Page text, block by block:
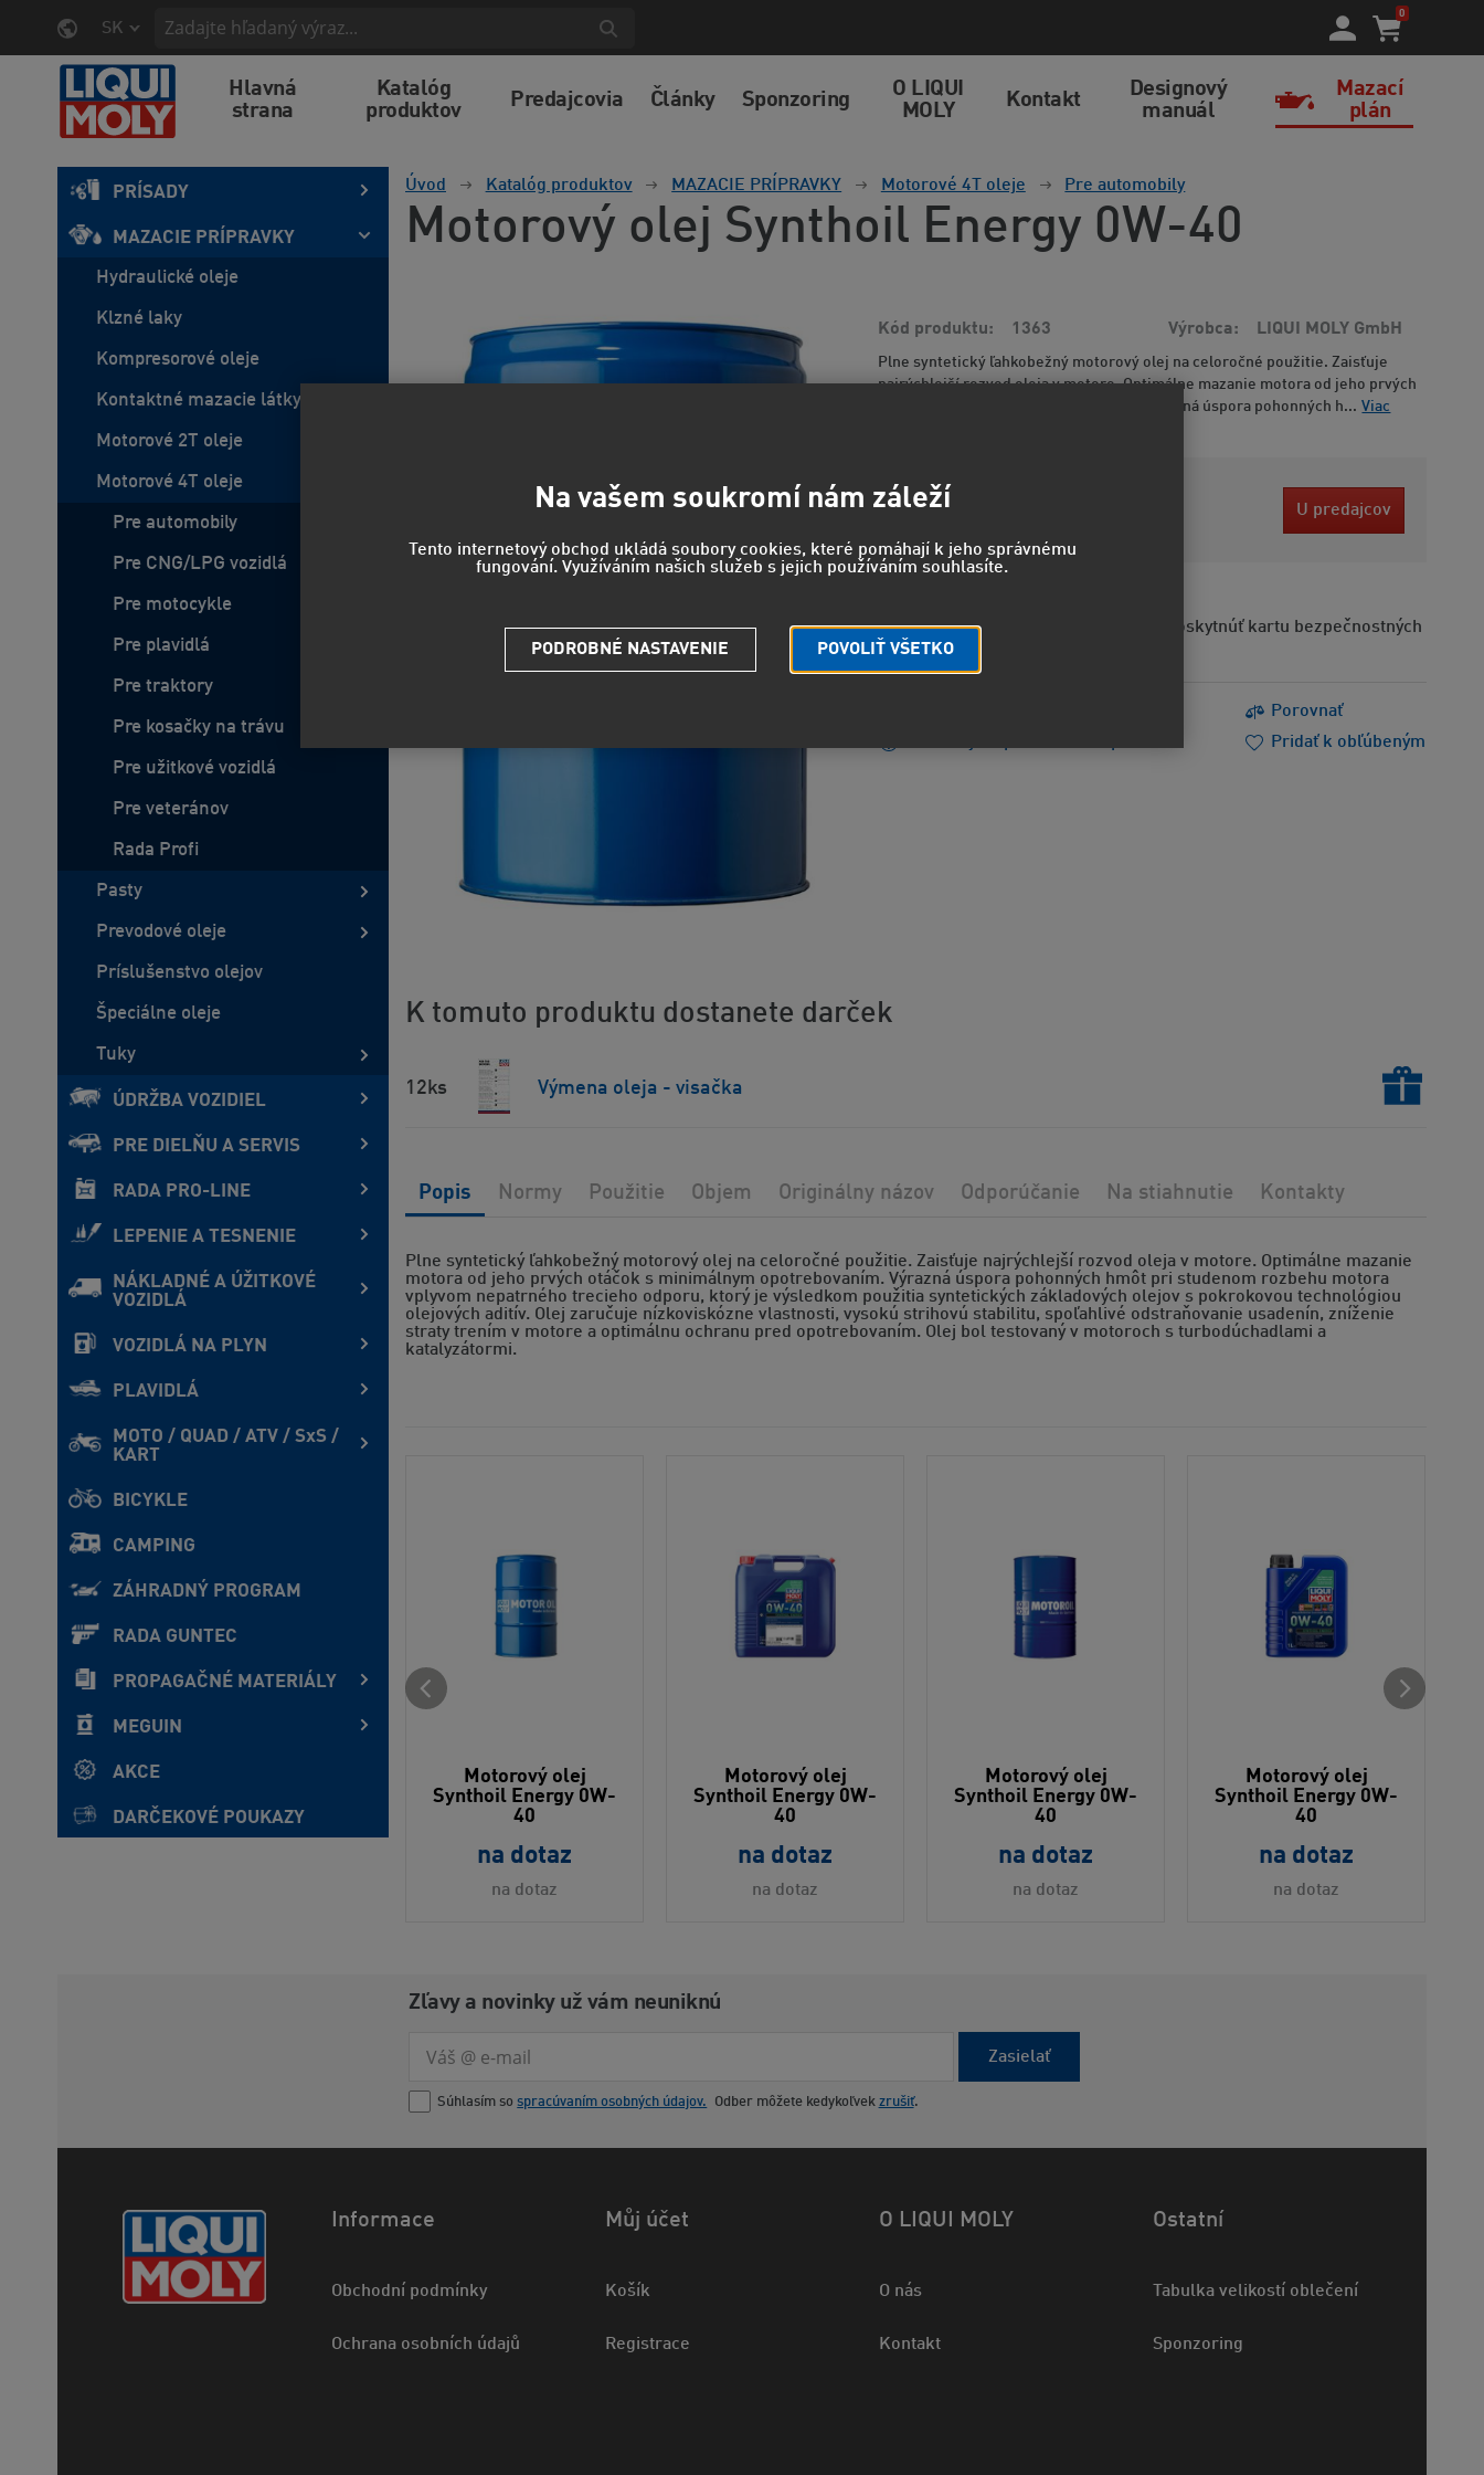
SK
0
Hlavná
strana
Katalóg
produktov
Predajcovia Články Sponzoring
O LIQUI
MOLY
Kontakt
Designový
manuál
Mazací
plán
PRÍSADY
MAZACIE PRÍPRAVKY
Hydraulické oleje
Klzné laky
Kompresorové oleje
Kontaktné mazacie látky
Motorové 2T oleje
Motorové 4T oleje
Pre automobily
Pre CNG/LPG vozidlá
Pre motocykle
Pre plavidlá
Pre traktory
Pre kosačky na trávu
Pre užitkové vozidlá
Pre veteránov
Rada Profi
Pasty
Prevodové oleje
Príslušenstvo olejov
Špeciálne oleje
Tuky
ÚDRŽBA VOZIDIEL
PRE DIELŇU A SERVIS
RADA PRO-LINE
LEPENIE A TESNENIE
NÁKLADNÉ A ÚŽITKOVÉ
VOZIDLÁ
VOZIDLÁ NA PLYN
PLAVIDLÁ
MOTO / QUAD / ATV / SxS /
KART
BICYKLE
CAMPING
ZÁHRADNÝ PROGRAM
RADA GUNTEC
PROPAGAČNÉ MATERIÁLY
MEGUIN
AKCE
DARČEKOVÉ POUKAZY
Úvod Katalóg produktov MAZACIE PRÍPRAVKY Motorové 4T oleje Pre automobily
Motorový olej Synthoil Energy 0W-40
Kód produktu 1363 Výrobca LIQUI MOLY GmbH
Plne syntetický ľahkobežný motorový olej na celoročné použitie. Zaisťuje
najrýchlejší rozvod oleja v motore. Optimálne mazanie motora od jeho prvých
otáčok s minimálnym opotrebovaním. Výrazná úspora pohonných h... Viac
1 095 EUR U predajcov
EUH210 - Na požiadanie možno poskytnúť kartu bezpečnostných
údajov.
Porovnať
Pridať k obľúbeným
K tomuto produktu dostanete darček
Výmena oleja - visačka
12ks
Plne syntetický ľahkobežný motorový olej na celoročné použitie. Zaisťuje najrýchlejší rozvod oleja v motore. Optimálne mazanie
motora od jeho prvých otáčok s minimálnym opotrebovaním. Výrazná úspora pohonných hmôt pri studenom rozbehu motora
vplyvom nepatrného trecieho odporu, ktorý je výsledkom použitia syntetických základových olejov s pokrokovou technológiou
olejových aditív. Olej zaručuje nízkoviskózne vlastnosti, vysokú strihovú stabilitu, spoľahlivé odstraňovanie usadenín, zníženie
straty trením v motore a optimálnu ochranu pred opotrebovaním. Olej bol testovaný v motoroch s turbodúchadlami a
katalyzátormi.
Popis Normy Použitie Objem Originálny názov Odporúčanie Na stiahnutie Kontakty
Motorový olej
Synthoil Energy 0W-
40
na dotaz
na dotaz
Motorový olej
Synthoil Energy 0W-
40
na dotaz
na dotaz
Motorový olej
Synthoil Energy 0W-
40
na dotaz
na dotaz
Motorový olej
Synthoil Energy 0W-
40
na dotaz
na dotaz
Zľavy a novinky už vám neuniknú
Zasielať
Súhlasím so spracúvaním osobných údajov. Odber môžete kedykoľvek zrušiť.
Informace
Obchodní podmínky
Ochrana osobních údajů
Můj účet
Košík
Registrace
O LIQUI MOLY
O nás
Kontakt
Ostatní
Tabulka velikostí oblečení
Sponzoring
Na vašem soukromí nám záleží
Tento internetový obchod ukládá soubory cookies, které pomáhají k jeho správnému
fungování. Využíváním našich služeb s jejich používáním souhlasíte.
POVOLIŤ VŠETKO
PODROBNÉ NASTAVENIE